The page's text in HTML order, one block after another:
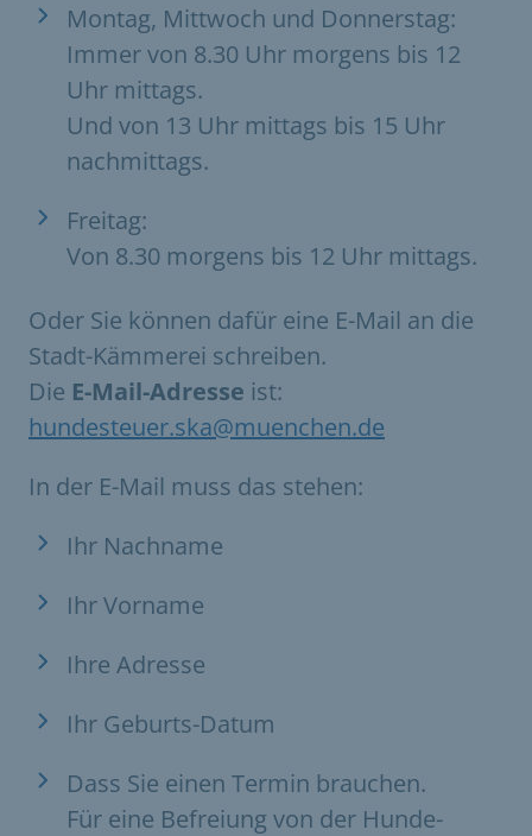
Montag, Mittwoch und Donnerstag:
Immer von 8.30 Uhr morgens bis 12
Uhr mittags.
Und von 13 Uhr mittags bis 15 Uhr
nachmittags.
Freitag:
Von 8.30 morgens bis 12 Uhr mittags.
Oder Sie können dafür eine E-Mail an die
Stadt-Kämmerei schreiben.
Die E-Mail-Adresse ist:
hundesteuer.ska@muenchen.de
In der E-Mail muss das stehen:
Ihr Nachname
Ihr Vorname
Ihre Adresse
Ihr Geburts-Datum
Dass Sie einen Termin brauchen.
Für eine Befreiung von der Hunde-